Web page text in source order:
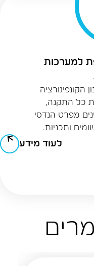
למערכות
הקונפיגורציה
כל התקנה,
מפרט הנדסי
ותכניות.
לעוד מידע